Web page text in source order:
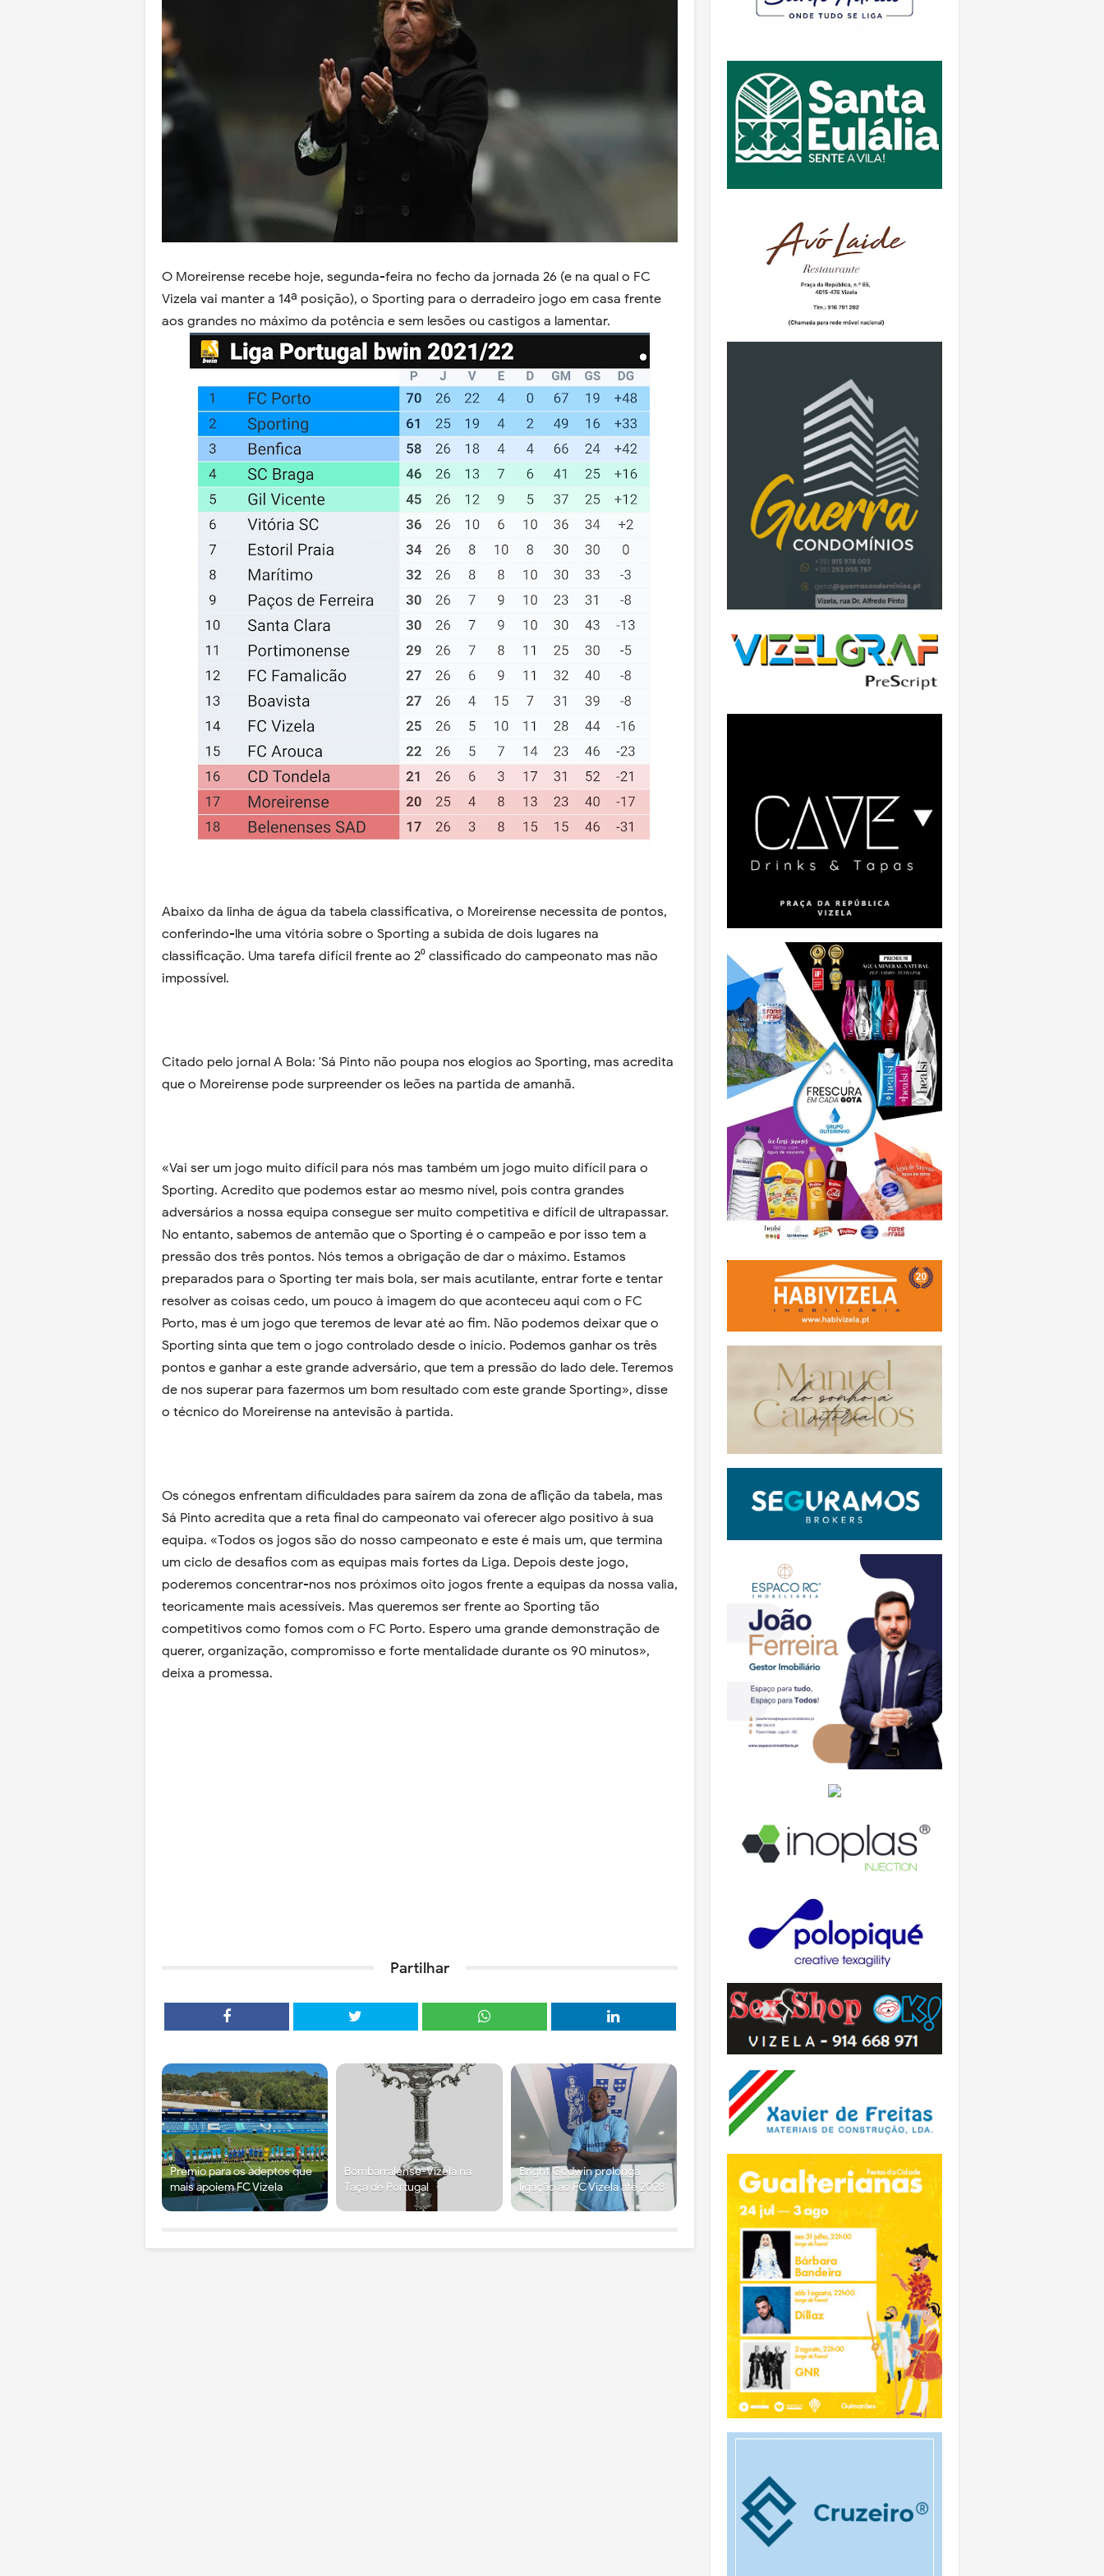
O Moreirense recebe hoje, segunda-feira no fecho da jornada 26 (e na qual o FC
Vizela vai manter a 14ª posição), o Sporting para o derradeiro jogo em casa frente
aos grandes no máximo da potência e sem lesões ou castigos a lamentar.
Abaixo da linha de água da tabela classificativa, o Moreirense necessita de pontos,
conferindo-lhe uma vitória sobre o Sporting a subida de dois lugares na
classificação. Uma tarefa difícil frente ao 2⁰ classificado do campeonato mas não
impossível.
Citado pelo jornal A Bola: 'Sá Pinto não poupa nos elogios ao Sporting, mas acredita
que o Moreirense pode surpreender os leões na partida de amanhã.
«Vai ser um jogo muito difícil para nós mas também um jogo muito difícil para o
Sporting. Acredito que podemos estar ao mesmo nível, pois contra grandes
adversários a nossa equipa consegue ser muito competitiva e difícil de ultrapassar.
No entanto, sabemos de antemão que o Sporting é o campeão e por isso tem a
pressão dos três pontos. Nós temos a obrigação de dar o máximo. Estamos
preparados para o Sporting ter mais bola, ser mais acutilante, entrar forte e tentar
resolver as coisas cedo, um pouco à imagem do que aconteceu aqui com o FC
Porto, mas é um jogo que teremos de levar até ao fim. Não podemos deixar que o
Sporting sinta que tem o jogo controlado desde o início. Podemos ganhar os três
pontos e ganhar a este grande adversário, que tem a pressão do lado dele. Teremos
de nos superar para fazermos um bom resultado com este grande Sporting», disse
o técnico do Moreirense na antevisão à partida.
Os cónegos enfrentam dificuldades para saírem da zona de aflição da tabela, mas
Sá Pinto acredita que a reta final do campeonato vai oferecer algo positivo à sua
equipa. «Todos os jogos são do nosso campeonato e este é mais um, que termina
um ciclo de desafios com as equipas mais fortes da Liga. Depois deste jogo,
poderemos concentrar-nos nos próximos oito jogos frente a equipas da nossa valia,
teoricamente mais acessíveis. Mas queremos ser frente ao Sporting tão
competitivos como fomos com o FC Porto. Espero uma grande demonstração de
querer, organização, compromisso e forte mentalidade durante os 90 minutos»,
deixa a promessa.
Partilhar
Prémio para os adeptos que
mais apoiem FC Vizela
Bombarralense-Vizela na
Taça de Portugal
Bright Godwin prolonga
ligação ao FC Vizela até 2028